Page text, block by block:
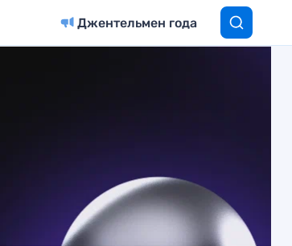
Джентельмен года